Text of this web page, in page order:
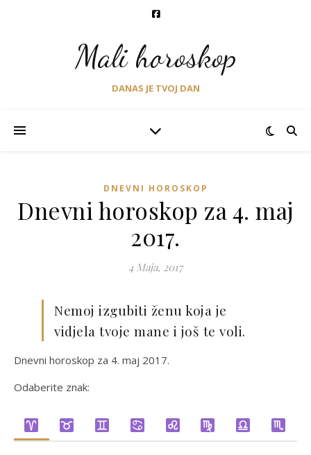
Mali horoskop
DANAS JE TVOJ DAN
DNEVNI HOROSKOP
Dnevni horoskop za 4. maj
2017.
4 Maja, 2017
Nemoj izgubiti ženu koja je
vidjela tvoje mane i još te voli.
Dnevni horoskop za 4. maj 2017.
Odaberite znak: